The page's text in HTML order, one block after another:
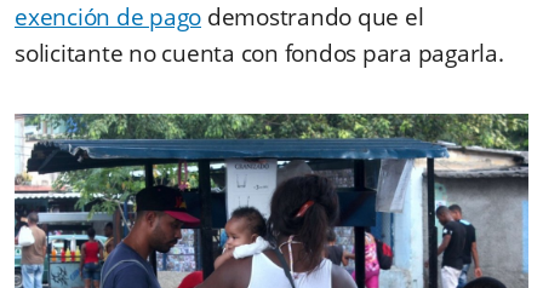
exención de pago demostrando que el
solicitante no cuenta con fondos para pagarla.